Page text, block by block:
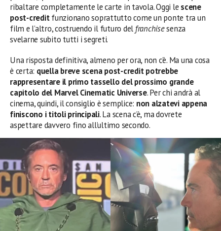
ribaltare completamente le carte in tavola. Oggi le scene
post-creditfunzionano soprattutto come un ponte tra un
film e l’altro, costruendo il futuro del franchisesenza
svelarne subito tutti i segreti.
Una risposta definitiva, almeno per ora, non c’è. Ma una cosa
è certa: quella breve scena post-credit potrebbe
rappresentare il primo tassello del prossimo grande
capitolo del Marvel Cinematic Universe. Per chi andrà al
cinema, quindi, il consiglio è semplice: non alzatevi appena
finiscono i titoli principali. La scena c’è, ma dovrete
aspettare davvero fino all’ultimo secondo.